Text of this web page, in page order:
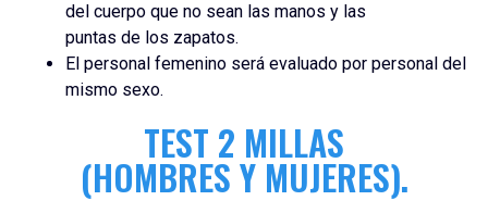
del cuerpo que no sean las manos y las
puntas de los zapatos.
El personal femenino será evaluado por personal del
mismo sexo.
TEST 2 MILLAS
(HOMBRES Y MUJERES).